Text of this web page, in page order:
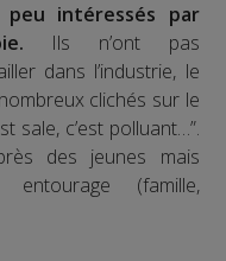
intéressés par
Ils n’ont pas
dans l’industrie, le
clichés sur le
sale, c’est polluant…”.
des jeunes mais
(famille,